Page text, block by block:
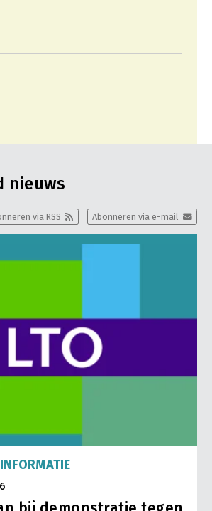
nieuws
Abonneren via e-mail
via RSS